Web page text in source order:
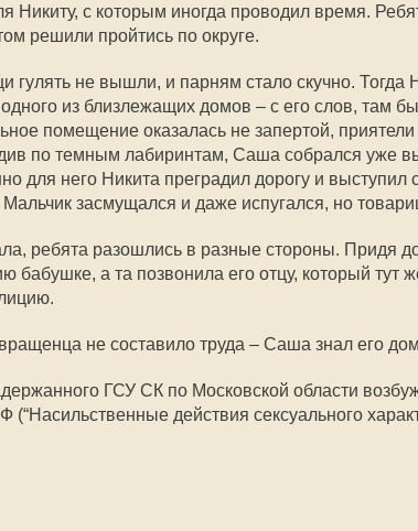
Никиту, с которым иногда проводил время.
решили пройтись по округе.
гулять не вышли, и парням стало скучно.
из близлежащих домов – с его слов, там
помещение оказалась не запертой, приятели
по темным лабиринтам, Саша собрался уже
для него Никита преградил дорогу и выступил
засмущался и даже испугался, но
ребята разошлись в разные стороны. Придя
бабушке, а та позвонила его отцу, который тут
не составило труда – Саша знал его
ГСУ СК по Московской области
(“Насильственные действия сексуального